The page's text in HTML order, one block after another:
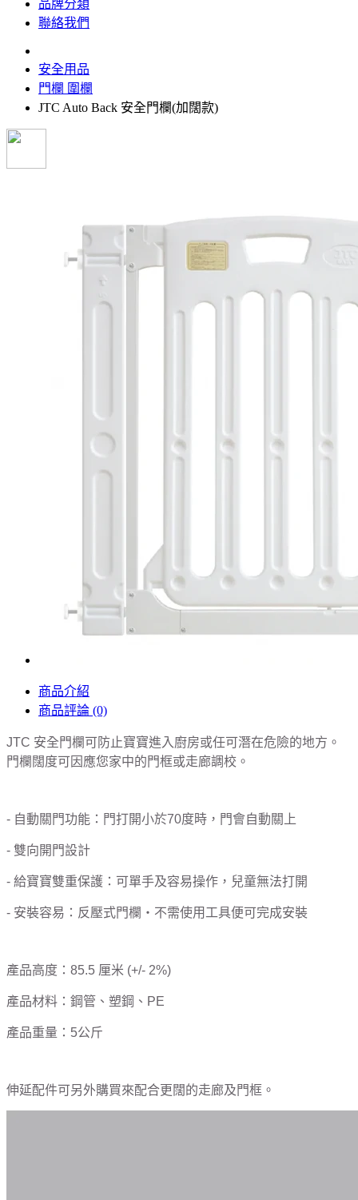
品牌分類
聯絡我們
安全用品
門欄 圍欄
JTC Auto Back 安全門欄(加闊款)
商品介紹
商品評論 (0)
JTC 安全門欄可防止寶寶進入廚房或任可潛在危險的地方。
門欄闊度可因應您家中的門框或走廊調校。
- 自動關門功能：門打開小於70度時，門會自動關上
- 雙向開門設計
- 給寶寶雙重保護：可單手及容易操作，兒童無法打開
- 安裝容易：反壓式門欄・不需使用工具便可完成安裝
產品高度：85.5 厘米 (+/- 2%)
產品材料：鋼管、塑鋼、PE
產品重量：5公斤
伸延配件可另外購買來配合更闊的走廊及門框。